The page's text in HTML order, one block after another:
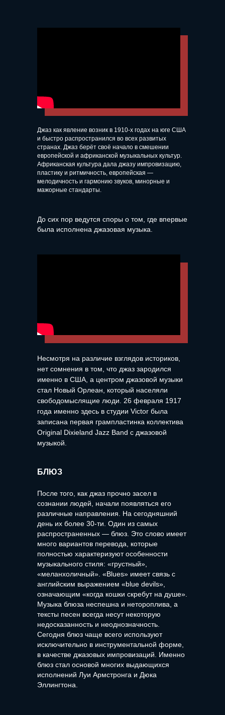
Джаз как явление возник в 1910-х годах на юге США
и быстро распространился во всех развитых
странах. Джаз берёт своё начало в смешении
европейской и африканской музыкальных культур.
Африканская культура дала джазу импровизацию,
пластику и ритмичность, европейская —
мелодичность и гармонию звуков, минорные и
мажорные стандарты.
До сих пор ведутся споры о том, где впервые
была исполнена джазовая музыка.
Несмотря на различие взглядов историков,
нет сомнения в том, что джаз зародился
именно в США, а центром джазовой музыки
стал Новый Орлеан, который населяли
свободомыслящие люди. 26 февраля 1917
года именно здесь в студии Victor была
записана первая грампластинка коллектива
Original Dixieland Jazz Band с джазовой
музыкой.
БЛЮЗ
После того, как джаз прочно засел в
сознании людей, начали появляться его
различные направления. На сегодняшний
день их более 30-ти. Один из самых
распространенных — блюз. Это слово имеет
много вариантов перевода, которые
полностью характеризуют особенности
музыкального стиля: «грустный»,
«меланхоличный». «Blues» имеет связь с
английским выражением «blue devils»,
означающим «когда кошки скребут на душе».
Музыка блюза неспешна и нетороплива, а
тексты песен всегда несут некоторую
недосказанность и неоднозначность.
Сегодня блюз чаще всего используют
исключительно в инструментальной форме,
в качестве джазовых импровизаций. Именно
блюз стал основой многих выдающихся
исполнений Луи Армстронгa и Дюка
Эллингтона.